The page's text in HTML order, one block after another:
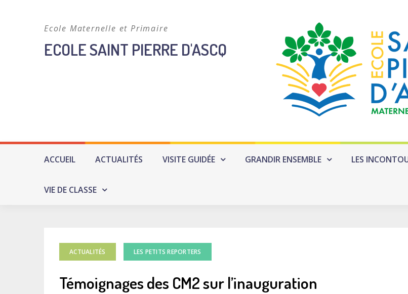
Ecole Maternelle et Primaire
ECOLE SAINT PIERRE D'ASCQ
ACCUEIL ACTUALITÉS VISITE GUIDÉE GRANDIR ENSEMBLE LES
VIE DE CLASSE
ACTUALITÉS LES PETITS REPORTERS
Témoignages des CM2 sur l’inauguration